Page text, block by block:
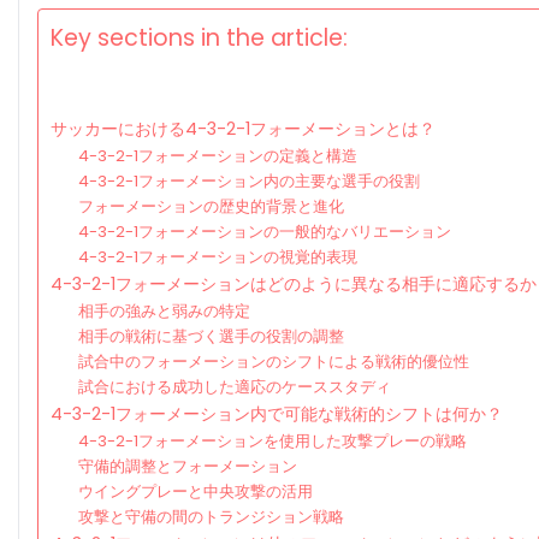
Key sections in the article:
サッカーにおける4-3-2-1フォーメーションとは？
4-3-2-1フォーメーションの定義と構造
4-3-2-1フォーメーション内の主要な選手の役割
フォーメーションの歴史的背景と進化
4-3-2-1フォーメーションの一般的なバリエーション
4-3-2-1フォーメーションの視覚的表現
4-3-2-1フォーメーションはどのように異なる相手に適応する
相手の強みと弱みの特定
相手の戦術に基づく選手の役割の調整
試合中のフォーメーションのシフトによる戦術的優位性
試合における成功した適応のケーススタディ
4-3-2-1フォーメーション内で可能な戦術的シフトは何か？
4-3-2-1フォーメーションを使用した攻撃プレーの戦略
守備的調整とフォーメーション
ウイングプレーと中央攻撃の活用
攻撃と守備の間のトランジション戦略